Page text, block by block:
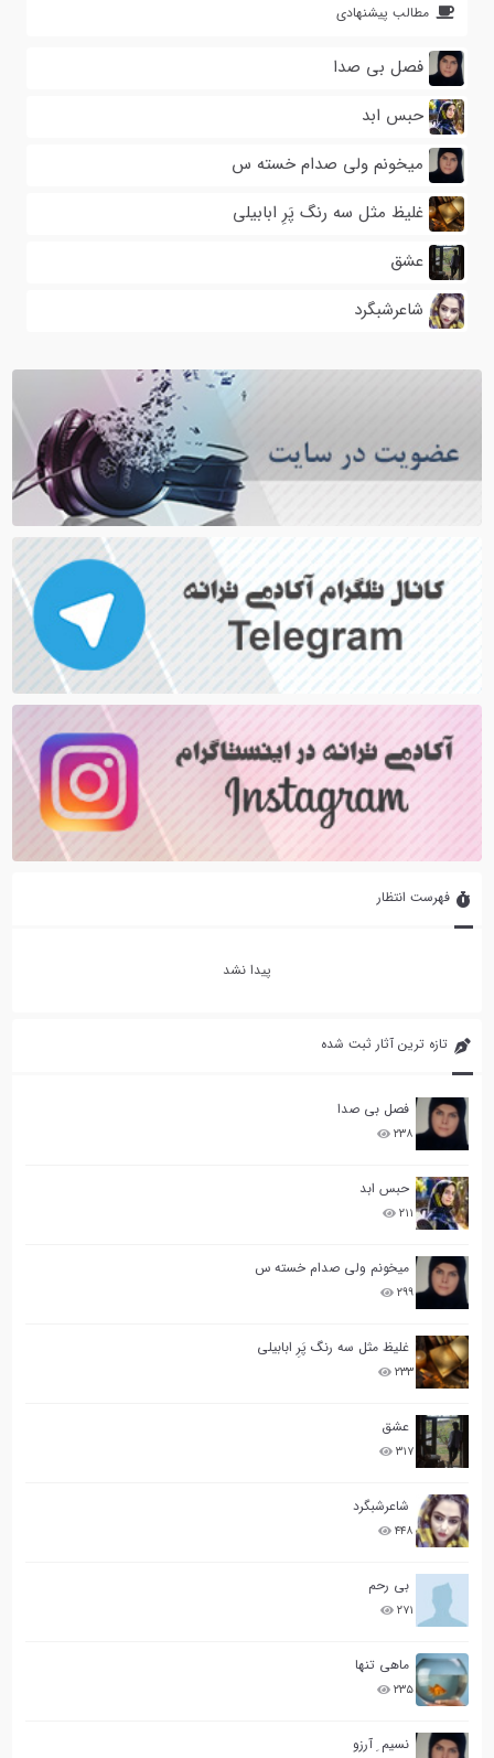
تازه ترین آثار ثبت شده
فصل بی صدا
۲۳۸
حبس ابد
۲۱۱
میخونم ولی صدام خسته س
۲۹۹
غلیظ مثل سه رنگ پَرِ ابابیلی
۲۳۳
عشق
۳۱۷
شاعرشبگرد
۴۴۸
بی رحم
۲۷۱
ماهی تنها
۲۳۵
نسیم ِ آرزو
مطالب پیشنهادی
فصل بی صدا
حبس ابد
میخونم ولی صدام خسته س
غلیظ مثل سه رنگ پَرِ ابابیلی
عشق
شاعرشبگرد
فهرست انتظار
پیدا نشد